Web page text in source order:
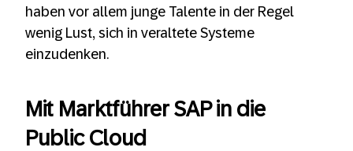
haben vor allem junge Talente in der Regel
wenig Lust, sich in veraltete Systeme
einzudenken.
Mit Marktführer SAP in die
Public Cloud